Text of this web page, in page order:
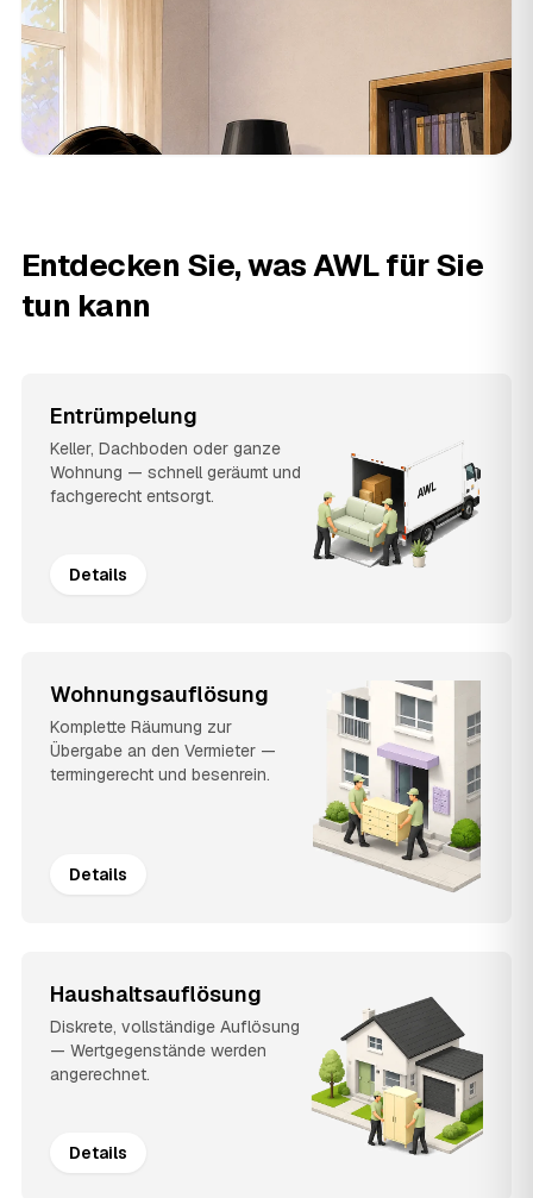
Entdecken Sie, was AWL für Sie
tun kann
Entrümpelung
Keller, Dachboden oder ganze
Wohnung — schnell geräumt und
fachgerecht entsorgt.
Details
Wohnungsauflösung
Komplette Räumung zur
Übergabe an den Vermieter —
termingerecht und besenrein.
Details
Haushaltsauflösung
Diskrete, vollständige Auflösung
— Wertgegenstände werden
angerechnet.
Details